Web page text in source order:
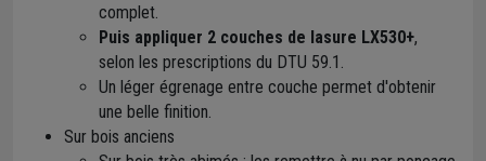
complet.
Puis appliquer 2 couches de lasure LX530+,
selon les prescriptions du DTU 59.1.
Un léger égrenage entre couche permet d'obtenir
une belle finition.
Sur bois anciens